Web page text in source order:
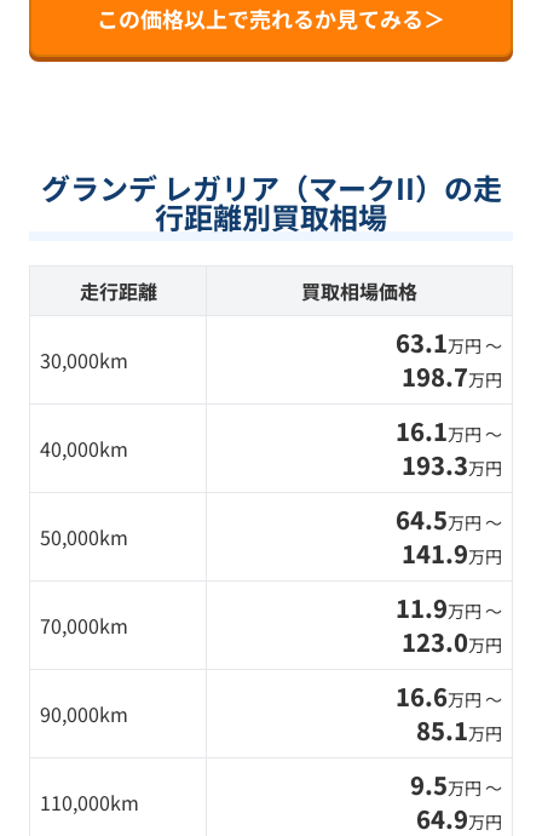
この価格以上で売れるか見てみる＞
グランデ レガリア（マークII）の走
行距離別買取相場
走行距離 買取相場価格
30,000km 63.1万円 〜
198.7万円
40,000km 16.1万円 〜
193.3万円
50,000km 64.5万円 〜
141.9万円
70,000km 11.9万円 〜
123.0万円
90,000km 16.6万円 〜
85.1万円
110,000km 9.5万円 〜
64.9万円